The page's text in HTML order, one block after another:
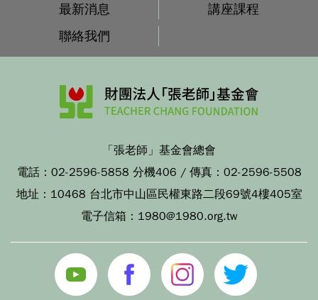
最新消息
講座課程
聯絡我們
「張老師」基金會總會
電話： 02-2596-5858 分機406 / 傳真： 02-2596-5508
地址： 10468 台北市中山區民權東路二段69號4樓405室
電子信箱： 1980@1980.org.tw